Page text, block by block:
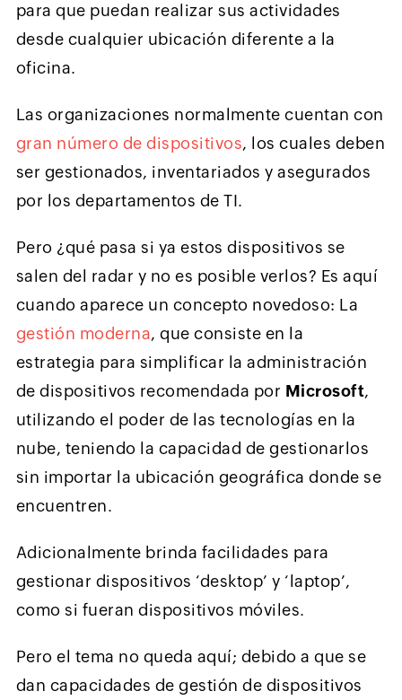
para que puedan realizar sus actividades
desde cualquier ubicación diferente a la
oficina.
Las organizaciones normalmente cuentan con
gran número de dispositivos, los cuales deben
ser gestionados, inventariados y asegurados
por los departamentos de TI.
Pero ¿qué pasa si ya estos dispositivos se
salen del radar y no es posible verlos? Es aquí
cuando aparece un concepto novedoso: La
gestión moderna, que consiste en la
estrategia para simplificar la administración
de dispositivos recomendada por Microsoft,
utilizando el poder de las tecnologías en la
nube, teniendo la capacidad de gestionarlos
sin importar la ubicación geográfica donde se
encuentren.
Adicionalmente brinda facilidades para
gestionar dispositivos ‘desktop’ y ‘laptop’,
como si fueran dispositivos móviles.
Pero el tema no queda aquí; debido a que se
dan capacidades de gestión de dispositivos